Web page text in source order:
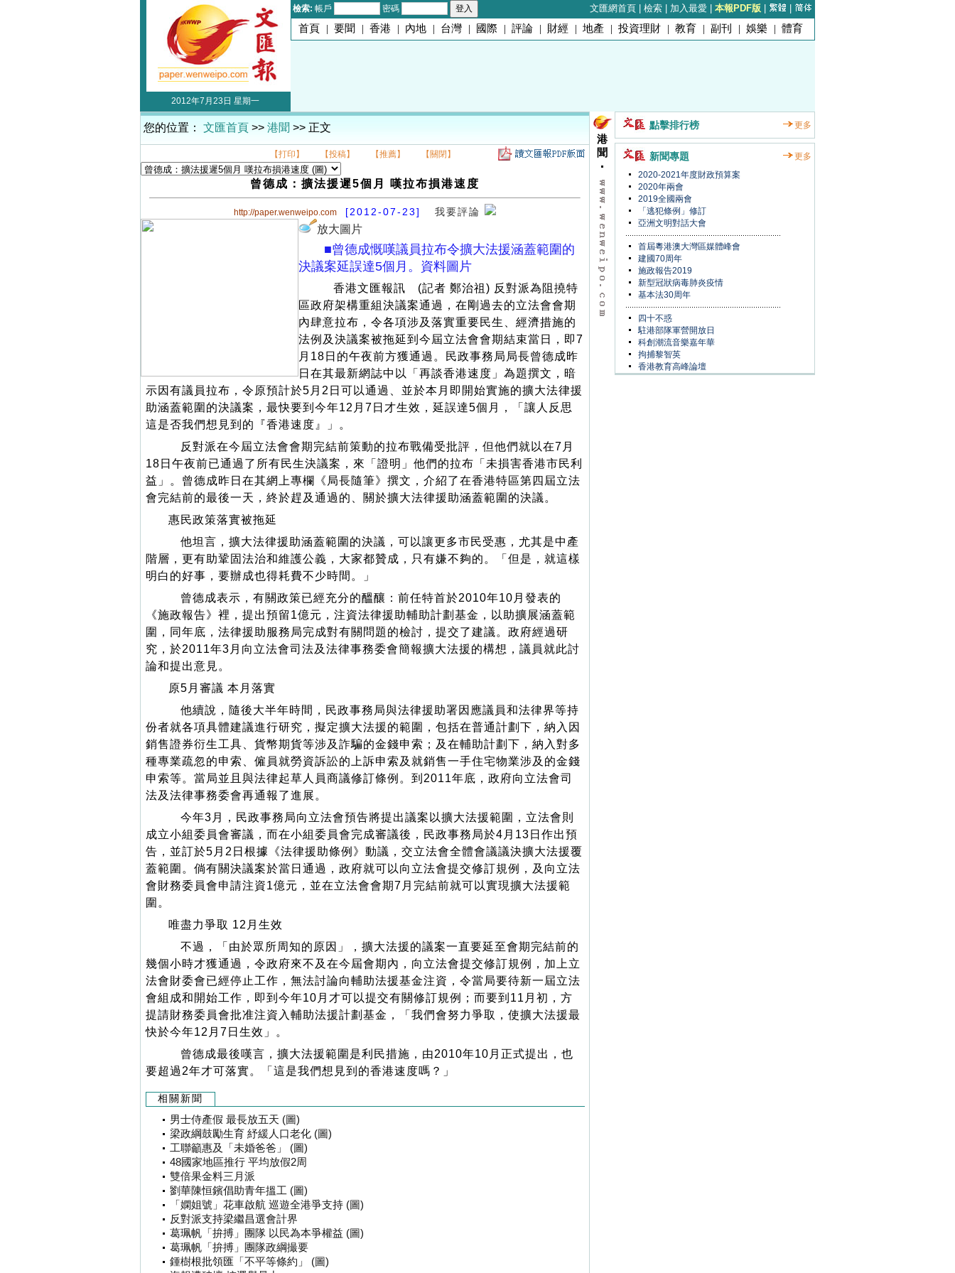
檢索: 帳戶 密碼 文匯網首頁 檢索 加入最愛 本報PDF版
首頁 | 要聞 | 香港 | 內地 | 台灣 | 國際 | 評論 | 財經 | 地產 | 投資理財 | 教育 | 副刊 | 娛樂 | 體育
2012年7月23日 星期一
您的位置： 文匯首頁 >> 港聞 >> 正文
【打印】 【投稿】 【推薦】 【關閉】
曾德成：擴法援遲5個月 嘆拉布損港速度
http://paper.wenweipo.com [2012-07-23] 我要評論
放大圖片
■曾德成慨嘆議員拉布令擴大法援涵蓋範圍的
決議案延誤達5個月。資料圖片
香港文匯報訊 (記者 鄭治祖) 反對派為阻撓特
區政府架構重組決議案通過，在剛過去的立法會會期
內肆意拉布，令各項涉及落實重要民生、經濟措施的
法例及決議案被拖延到今屆立法會會期結束當日，即7
月18日的午夜前方獲通過。民政事務局局長曾德成昨
日在其最新網誌中以「再談香港速度」為題撰文，暗
示因有議員拉布，令原預計於5月2日可以通過、並於本月即開始實施的擴大法律援
助涵蓋範圍的決議案，最快要到今年12月7日才生效，延誤達5個月，「讓人反思
這是否我們想見到的『香港速度』」。
反對派在今屆立法會會期完結前策動的拉布戰備受批評，但他們就以在7月
18日午夜前已通過了所有民生決議案，來「證明」他們的拉布「未損害香港市民利
益」。曾德成昨日在其網上專欄《局長隨筆》撰文，介紹了在香港特區第四屆立法
會完結前的最後一天，終於趕及通過的、關於擴大法律援助涵蓋範圍的決議。
惠民政策落實被拖延
他坦言，擴大法律援助涵蓋範圍的決議，可以讓更多市民受惠，尤其是中產
階層，更有助鞏固法治和維護公義，大家都贊成，只有嫌不夠的。「但是，就這樣
明白的好事，要辦成也得耗費不少時間。」
曾德成表示，有關政策已經充分的醞釀：前任特首於2010年10月發表的
《施政報告》裡，提出預留1億元，注資法律援助輔助計劃基金，以助擴展涵蓋範
圍，同年底，法律援助服務局完成對有關問題的檢討，提交了建議。政府經過研
究，於2011年3月向立法會司法及法律事務委會簡報擴大法援的構想，議員就此討
論和提出意見。
原5月審議 本月落實
他續說，隨後大半年時間，民政事務局與法律援助署因應議員和法律界等持
份者就各項具體建議進行研究，擬定擴大法援的範圍，包括在普通計劃下，納入因
銷售證券衍生工具、貨幣期貨等涉及詐騙的金錢申索；及在輔助計劃下，納入對多
種專業疏忽的申索、僱員就勞資訴訟的上訴申索及就銷售一手住宅物業涉及的金錢
申索等。當局並且與法律起草人員商議修訂條例。到2011年底，政府向立法會司
法及法律事務委會再通報了進展。
今年3月，民政事務局向立法會預告將提出議案以擴大法援範圍，立法會則
成立小組委員會審議，而在小組委員會完成審議後，民政事務局於4月13日作出預
告，並訂於5月2日根據《法律援助條例》動議，交立法會全體會議議決擴大法援覆
蓋範圍。倘有關決議案於當日通過，政府就可以向立法會提交修訂規例，及向立法
會財務委員會申請注資1億元，並在立法會會期7月完結前就可以實現擴大法援範
圍。
唯盡力爭取 12月生效
不過，「由於眾所周知的原因」，擴大法援的議案一直要延至會期完結前的
幾個小時才獲通過，令政府來不及在今屆會期內，向立法會提交修訂規例，加上立
法會財委會已經停止工作，無法討論向輔助法援基金注資，令當局要待新一屆立法
會組成和開始工作，即到今年10月才可以提交有關修訂規例；而要到11月初，方
提請財務委員會批准注資入輔助法援計劃基金，「我們會努力爭取，使擴大法援最
快於今年12月7日生效」。
曾德成最後嘆言，擴大法援範圍是利民措施，由2010年10月正式提出，也
要超過2年才可落實。「這是我們想見到的香港速度嗎？」
相關新聞
男士侍產假 最長放五天 (圖)
梁政綱鼓勵生育 紓緩人口老化 (圖)
工聯籲惠及「未婚爸爸」 (圖)
48國家地區推行 平均放假2周
雙倍果金料三月派
劉華陳恒鑌倡助青年搵工 (圖)
「嫻姐號」花車啟航 巡遊全港爭支持 (圖)
反對派支持梁繼昌選會計界
葛珮帆「拚搏」團隊 以民為本爭權益 (圖)
葛珮帆「拚搏」團隊政綱撮要
鍾樹根批領匯「不平等條約」 (圖)
港
聞
點擊排行榜 更多
新聞專題
更多
2020-2021年度財政預算案
2020年兩會
2019全國兩會
「逃犯條例」修訂
亞洲文明對話大會
首屆粵港澳大灣區媒體峰會
建國70周年
施政報告2019
新型冠狀病毒肺炎疫情
基本法30周年
四十不惑
駐港部隊軍營開放日
科創潮流音樂嘉年華
拘捕黎智英
香港教育高峰論壇